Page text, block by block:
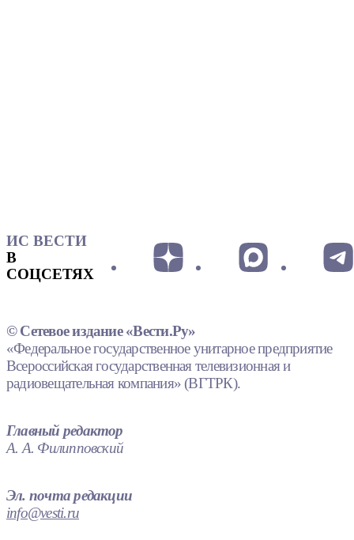
ИС ВЕСТИ
В
СОЦСЕТЯХ
© Сетевое издание «Вести.Ру»
«Федеральное государственное унитарное предприятие
Всероссийская государственная телевизионная и
радиовещательная компания» (ВГТРК).
Главный редактор
А. А. Филипповский
Эл. почта редакции
info@vesti.ru